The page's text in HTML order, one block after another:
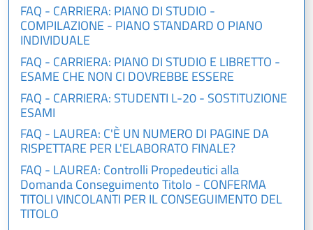
FAQ - CARRIERA: PIANO DI STUDIO -
COMPILAZIONE - PIANO STANDARD O PIANO
INDIVIDUALE
FAQ - CARRIERA: PIANO DI STUDIO E LIBRETTO -
ESAME CHE NON CI DOVREBBE ESSERE
FAQ - CARRIERA: STUDENTI L-20 - SOSTITUZIONE
ESAMI
FAQ - LAUREA: C'È UN NUMERO DI PAGINE DA
RISPETTARE PER L'ELABORATO FINALE?
FAQ - LAUREA: Controlli Propedeutici alla
Domanda Conseguimento Titolo - CONFERMA
TITOLI VINCOLANTI PER IL CONSEGUIMENTO DEL
TITOLO